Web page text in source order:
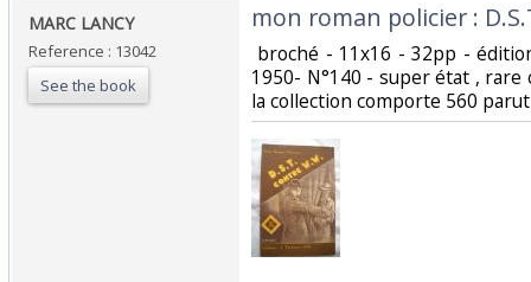
‎MARC LANCY‎
Reference : 13042
See the book
‎mon roman policier :
broché - 11x16 - 32pp -
1950- N°140 - super état ,
la collection comporte 560